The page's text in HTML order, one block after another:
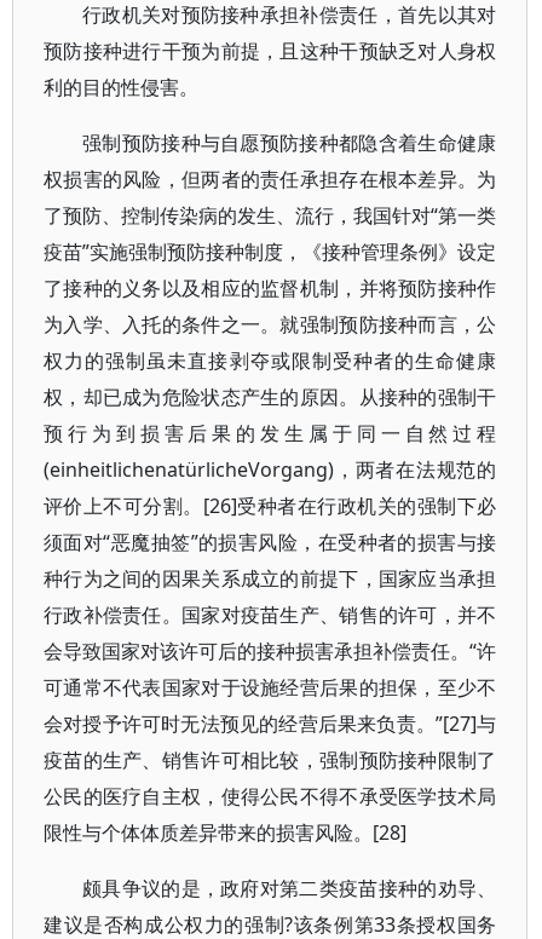
行政机关对预防接种承担补偿责任，首先以其对
预防接种进行干预为前提，且这种干预缺乏对人身权
利的目的性侵害。
强制预防接种与自愿预防接种都隐含着生命健康
权损害的风险，但两者的责任承担存在根本差异。为
了预防、控制传染病的发生、流行，我国针对“第一类
疫苗”实施强制预防接种制度，《接种管理条例》设定
了接种的义务以及相应的监督机制，并将预防接种作
为入学、入托的条件之一。就强制预防接种而言，公
权力的强制虽未直接剥夺或限制受种者的生命健康
权，却已成为危险状态产生的原因。从接种的强制干
预行为到损害后果的发生属于同一自然过程
(einheitlichenatürlicheVorgang)，两者在法规范的
评价上不可分割。[26]受种者在行政机关的强制下必
须面对“恶魔抽签”的损害风险，在受种者的损害与接
种行为之间的因果关系成立的前提下，国家应当承担
行政补偿责任。国家对疫苗生产、销售的许可，并不
会导致国家对该许可后的接种损害承担补偿责任。“许
可通常不代表国家对于设施经营后果的担保，至少不
会对授予许可时无法预见的经营后果来负责。”[27]与
疫苗的生产、销售许可相比较，强制预防接种限制了
公民的医疗自主权，使得公民不得不承受医学技术局
限性与个体体质差异带来的损害风险。[28]
颇具争议的是，政府对第二类疫苗接种的劝导、
建议是否构成公权力的强制?该条例第33条授权国务